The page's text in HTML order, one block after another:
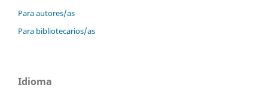
Para autores/as
Para bibliotecarios/as
Idioma